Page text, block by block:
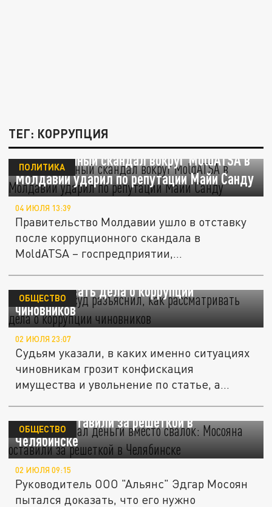
ТЕГ: КОРРУПЦИЯ
Коррупционный скандал вокруг MoldATSA в
Молдавии ударил по репутации Майи Санду
ПОЛИТИКА
04 ИЮЛЯ 13:39
Правительство Молдавии ушло в отставку
после коррупционного скандала в
MoldATSA – госпредприятии,...
Верховный суд разъяснил, как
рассматривать дела о коррупции
чиновников
ОБЩЕСТВО
02 ИЮЛЯ 23:07
Судьям указали, в каких именно ситуациях
чиновникам грозит конфискация
имущества и увольнение по статье, а...
Ликвидировал деньги вместо свалок:
Мосояна оставили за решеткой в
Челябинске
ОБЩЕСТВО
02 ИЮЛЯ 09:15
Руководитель ООО "Альянс" Эдгар Мосоян
пытался доказать, что его нужно